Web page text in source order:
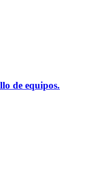
de equipos.